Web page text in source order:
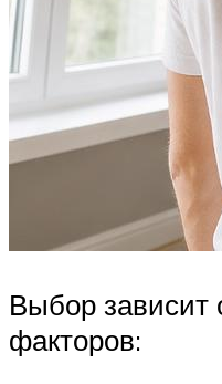
Выбор
факторов: